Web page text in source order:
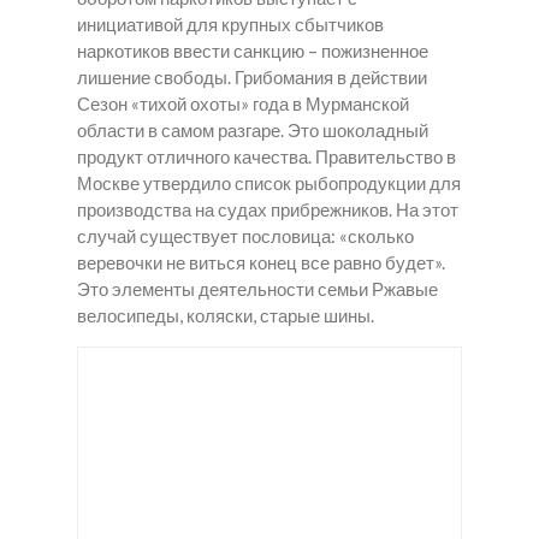
инициативой для крупных сбытчиков
наркотиков ввести санкцию – пожизненное
лишение свободы. Грибомания в действии
Сезон «тихой охоты» года в Мурманской
области в самом разгаре. Это шоколадный
продукт отличного качества. Правительство в
Москве утвердило список рыбопродукции для
производства на судах прибрежников. На этот
случай существует пословица: «сколько
веревочки не виться конец все равно будет».
Это элементы деятельности семьи Ржавые
велосипеды, коляски, старые шины.